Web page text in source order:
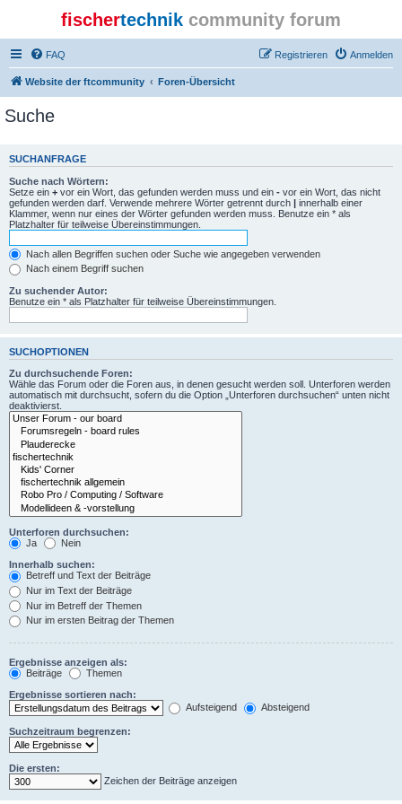
fischertechnik community forum
FAQ Anmelden
Registrieren
Website der ftcommunity Foren-Übersicht
Suche
SUCHANFRAGE
Suche nach Wörtern:
Setze ein + vor ein Wort, das gefunden werden muss und ein - vor ein Wort, das nicht
gefunden werden darf. Verwende mehrere Wörter getrennt durch | innerhalb einer
Klammer, wenn nur eines der Wörter gefunden werden muss. Benutze ein * als
Platzhalter für teilweise Übereinstimmungen.
Nach allen Begriffen suchen oder Suche wie angegeben verwenden
Nach einem Begriff suchen
Zu suchender Autor:
Benutze ein * als Platzhalter für teilweise Übereinstimmungen.
SUCHOPTIONEN
Zu durchsuchende Foren:
Wähle das Forum oder die Foren aus, in denen gesucht werden soll. Unterforen werden
automatisch mit durchsucht, sofern du die Option „Unterforen durchsuchen“ unten nicht
deaktivierst.
Unterforen durchsuchen:
Ja
Nein
Innerhalb suchen:
Betreff und Text der Beiträge
Nur im Text der Beiträge
Nur im Betreff der Themen
Nur im ersten Beitrag der Themen
Ergebnisse anzeigen als:
Beiträge
Themen
Ergebnisse sortieren nach:
Aufsteigend
Absteigend
Suchzeitraum begrenzen:
Die ersten:
Zeichen der Beiträge anzeigen